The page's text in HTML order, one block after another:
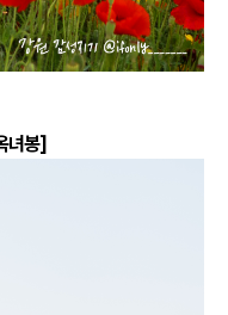
녀봉]